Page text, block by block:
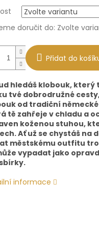
doručit do: Zvolte
Přidat do
hledáš klobouk,
tvé dobrodružné
od tradiční
tě zahřeje v chladu a
koženou stuhou,
Ať už se chystáš na
městskému outfitu
vypadat jako
informace